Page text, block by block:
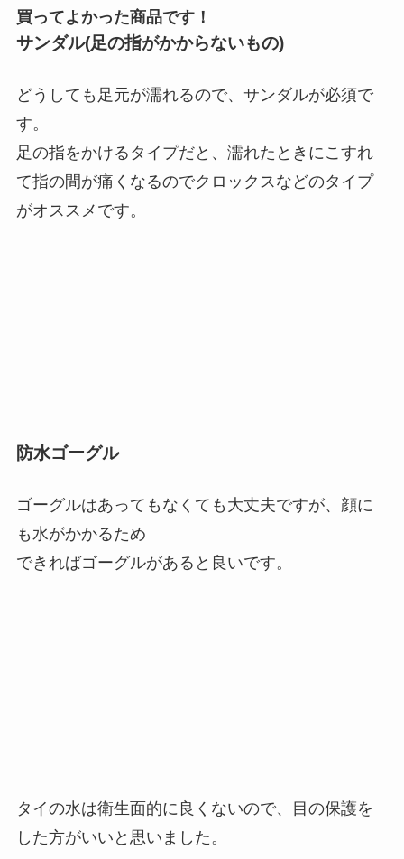
買ってよかった商品です！
サンダル(足の指がかからないもの)
どうしても足元が濡れるので、サンダルが必須で
す。
足の指をかけるタイプだと、濡れたときにこすれ
て指の間が痛くなるのでクロックスなどのタイプ
がオススメです。
防水ゴーグル
ゴーグルはあってもなくても大丈夫ですが、顔に
も水がかかるため
できればゴーグルがあると良いです。
タイの水は衛生面的に良くないので、目の保護を
した方がいいと思いました。